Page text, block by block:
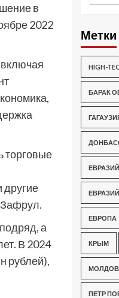
в
2022
торговые
другие
Зафрул.
а
В 2024
рублей),
Метки
HIGH-
БАРАК
ЕВРОПА
КРЫМ
ПЕТР